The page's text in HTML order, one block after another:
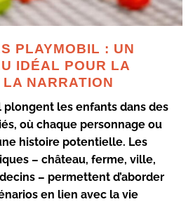
PLAYMOBIL : UN
IDÉAL POUR LA
NARRATION
plongent les enfants dans des
où chaque personnage ou
histoire potentielle. Les
– château, ferme, ville,
– permettent d’aborder
en lien avec la vie